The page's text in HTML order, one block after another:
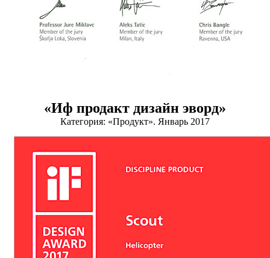
«Иф продакт дизайн эворд»
Категория: «Продукт». Январь 2017